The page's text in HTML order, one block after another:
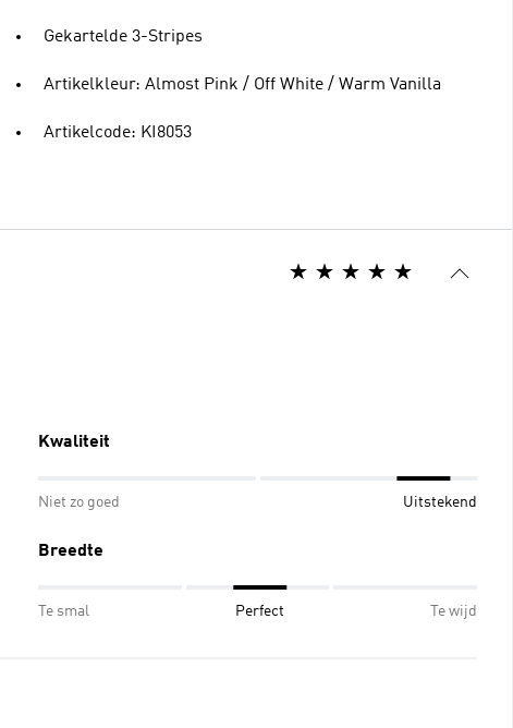
Gekartelde 3-Stripes
Artikelkleur: Almost Pink / Off White / Warm Vanilla
Artikelcode: KI8053
Kwaliteit
Niet zo goed Uitstekend
Breedte
Te smal Perfect Te wijd